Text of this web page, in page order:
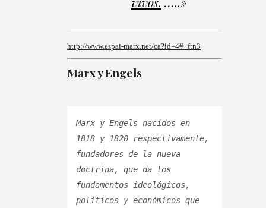
http://www.espai-marx.net/ca?id=4#_ftn3
Marx y Engels
Marx y Engels nacidos en
1818 y 1820 respectivamente,
fundadores de la nueva
doctrina, que da los
fundamentos ideológicos,
políticos y económicos que